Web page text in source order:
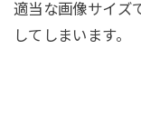
適当な画像サイズ
してしまいます。